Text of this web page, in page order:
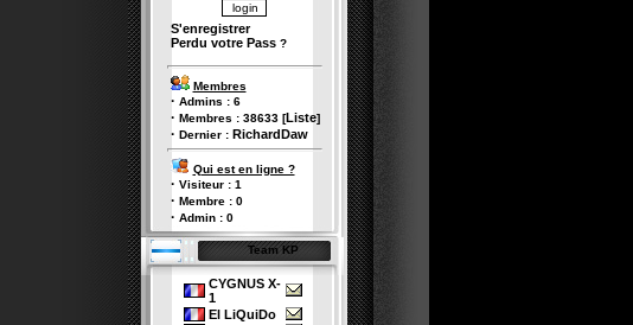
S'enregistrer
Perdu votre Pass?
Membres
· Admins : 6
· Membres : 38633[Liste]
· Dernier : RichardDaw
Qui est en ligne ?
· Visiteur : 1
· Membre : 0
· Admin : 0
Team KP
CYGNUS X-
1
El LiQuiDo